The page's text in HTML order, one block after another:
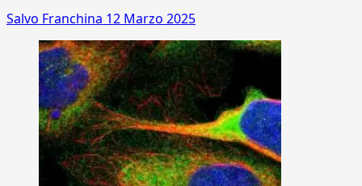
Salvo Franchina 12 Marzo 2025